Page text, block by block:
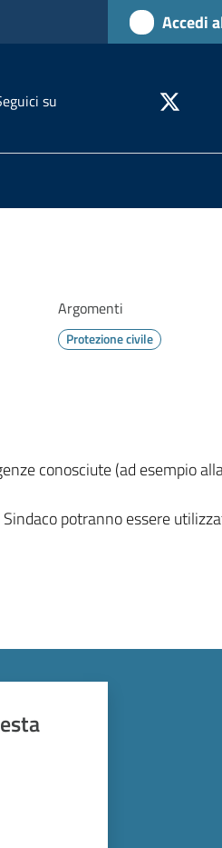
Accedi
su
Argomenti
Protezione civile
conosciute (ad esempio
potranno essere